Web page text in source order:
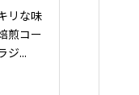
リな味
煎コー
ジ...